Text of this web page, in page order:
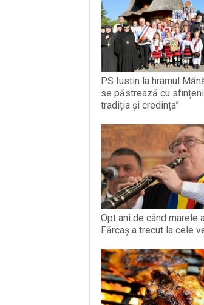
muzica într-o formă de sinceritate
luate de vânt și intervenții ale
din Baia Mare
administrației publice
PS Iustin la hramul
se păstrează cu
tradiția și credința”
Opt ani de când marele
Fărcaș a trecut la cele